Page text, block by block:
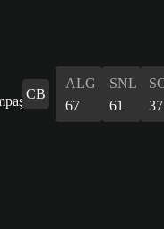
CB
ALG
67
SNL
61
37